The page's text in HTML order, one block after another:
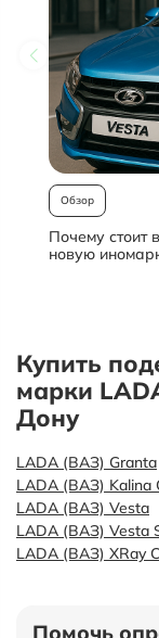
Обзор
Почему стоит
новую
Купить
марки
Дону
LADA (ВАЗ) Granta
LADA (ВАЗ) Kalina
LADA (ВАЗ) Vesta
LADA (ВАЗ) Vesta
LADA (ВАЗ) XRay
Помочь